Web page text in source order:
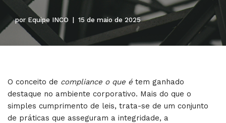
por Equipe INCO 15 de maio de 2025
O conceito de compliance o que é tem ganhado
destaque no ambiente corporativo. Mais do que o
simples cumprimento de leis, trata-se de um conjunto
de práticas que asseguram a integridade, a